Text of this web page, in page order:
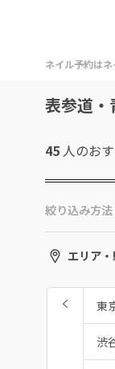
ネイル予約は
表参道・
45 人のお
絞り込み方法
エリア
東
渋